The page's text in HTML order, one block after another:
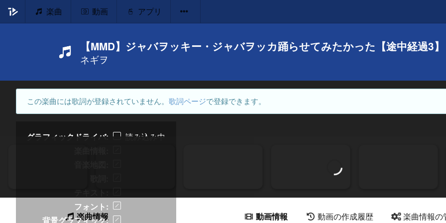
楽曲 動画 アプリ
【MMD】ジャバヲッキー・ジャバヲッカ踊らせてみたかった【途中経過3】
ネギヲ
この楽曲には歌詞が登録されていません。 歌詞ページで登録できます。
グラフィックドライバ
読み込み中
フォント
背景グラフィック
楽曲情報 動画情報 動画の作成履歴 楽曲情報の